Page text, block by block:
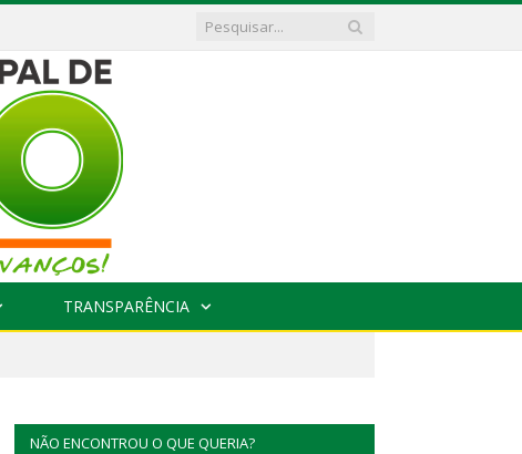
TRANSPARÊNCIA
NÃO ENCONTROU O QUE QUERIA?